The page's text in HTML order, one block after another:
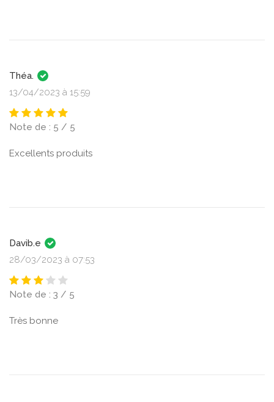
Théa.
13/04/2023 à 15:59
Note de : 5 / 5
Excellents produits
Davib.e
28/03/2023 à 07:53
Note de : 3 / 5
Très bonne